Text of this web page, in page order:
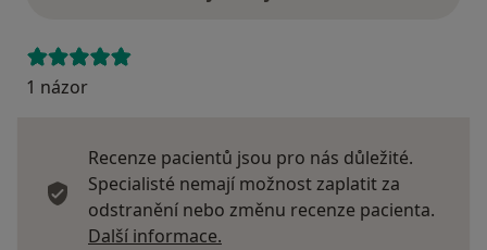
1 názor
Recenze pacientů jsou pro nás důležité.
Specialisté nemají možnost zaplatit za
odstranění nebo změnu recenze pacienta.
Další informace.